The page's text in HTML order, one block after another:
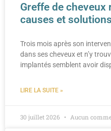
Greffe de cheveux
causes et solutions
Trois mois après son
dans ses cheveux et n’y
implantés semblent avoir
LIRE LA SUITE »
30 juillet 2026 Aucun